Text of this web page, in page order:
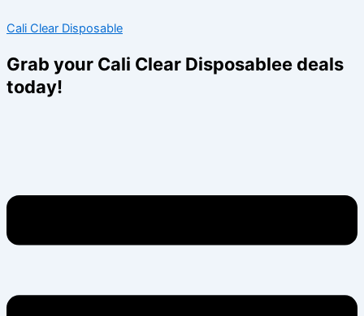
to
Cali Clear Disposable
Grab your Cali Clear Disposablee deals
today!